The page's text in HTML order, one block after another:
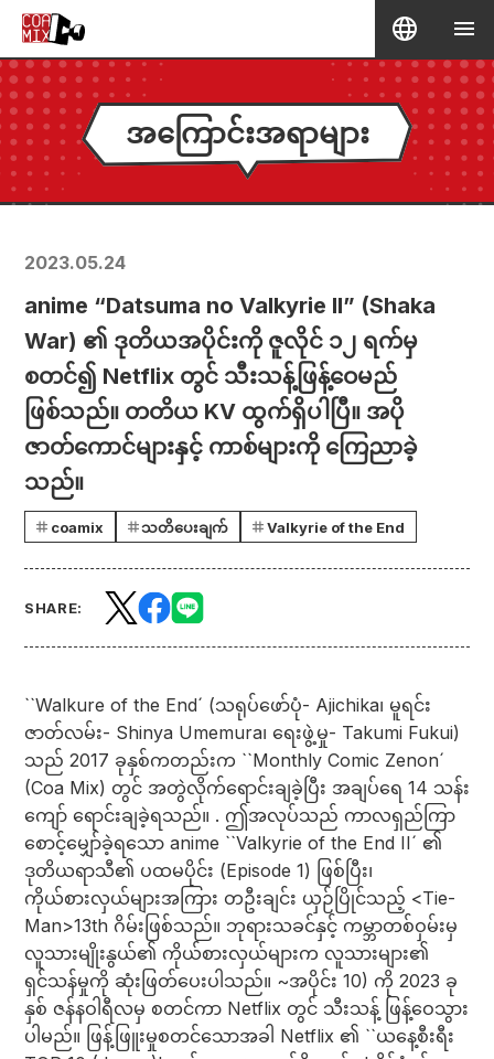
အကြောင်းအရာများ
2023.05.24
anime “Datsuma no Valkyrie II” (Shaka
War) ၏ ဒုတိယအပိုင်းကို ဇူလိုင် ၁၂ ရက်မှ
စတင်၍ Netflix တွင် သီးသန့်ဖြန့်ဝေမည်
ဖြစ်သည်။ တတိယ KV ထွက်ရှိပါပြီ။ အပို
ဇာတ်ကောင်များနှင့် ကာစ်များကို ကြေညာခဲ့
သည်။
coamix သတိပေးချက် Valkyrie of the End
SHARE:
``Walkure of the End´ (သရုပ်ဖော်ပုံ- Ajichika၊ မူရင်း
ဇာတ်လမ်း- Shinya Umemura၊ ရေးဖွဲ့မှု- Takumi Fukui)
သည် 2017 ခုနှစ်ကတည်းက ``Monthly Comic Zenon´
(Coa Mix) တွင် အတွဲလိုက်ရောင်းချခဲ့ပြီး အချပ်ရေ 14 သန်း
ကျော် ရောင်းချခဲ့ရသည်။ . ဤအလုပ်သည် ကာလရှည်ကြာ
စောင့်မျှော်ခဲ့ရသော anime ``Valkyrie of the End II´ ၏
ဒုတိယရာသီ၏ ပထမပိုင်း (Episode 1) ဖြစ်ပြီး၊
ကိုယ်စားလှယ်များအကြား တဦးချင်း ယှဉ်ပြိုင်သည့် <Tie-
Man>13th ဂိမ်းဖြစ်သည်။ ဘုရားသခင်နှင့် ကမ္ဘာတစ်ဝှမ်းမှ
လူသားမျိုးနွယ်၏ ကိုယ်စားလှယ်များက လူသားများ၏
ရှင်သန်မှုကို ဆုံးဖြတ်ပေးပါသည်။ ~အပိုင်း 10) ကို 2023 ခု
နှစ် ဇန်နဝါရီလမှ စတင်ကာ Netflix တွင် သီးသန့် ဖြန့်ဝေသွား
ပါမည်။ ဖြန့်ဖြူးမှုစတင်သောအခါ Netflix ၏ ``ယနေ့စီးရီး